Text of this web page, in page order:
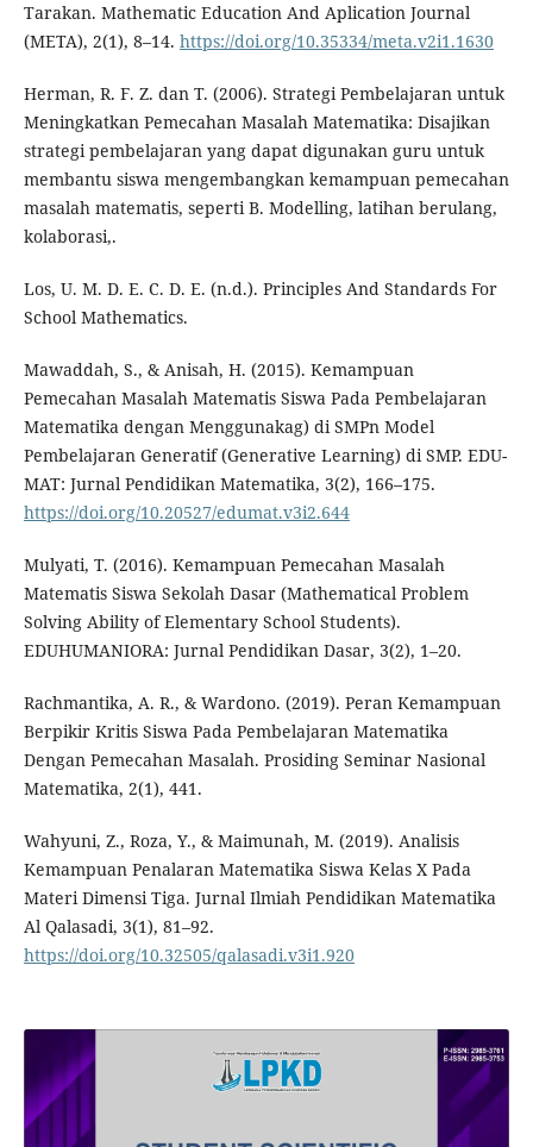
Tarakan. Mathematic Education And Aplication Journal
(META), 2(1), 8–14. https://doi.org/10.35334/meta.v2i1.1630
Herman, R. F. Z. dan T. (2006). Strategi Pembelajaran untuk
Meningkatkan Pemecahan Masalah Matematika: Disajikan
strategi pembelajaran yang dapat digunakan guru untuk
membantu siswa mengembangkan kemampuan pemecahan
masalah matematis, seperti B. Modelling, latihan berulang,
kolaborasi,.
Los, U. M. D. E. C. D. E. (n.d.). Principles And Standards For
School Mathematics.
Mawaddah, S., & Anisah, H. (2015). Kemampuan
Pemecahan Masalah Matematis Siswa Pada Pembelajaran
Matematika dengan Menggunakag) di SMPn Model
Pembelajaran Generatif (Generative Learning) di SMP. EDU-
MAT: Jurnal Pendidikan Matematika, 3(2), 166–175.
https://doi.org/10.20527/edumat.v3i2.644
Mulyati, T. (2016). Kemampuan Pemecahan Masalah
Matematis Siswa Sekolah Dasar (Mathematical Problem
Solving Ability of Elementary School Students).
EDUHUMANIORA: Jurnal Pendidikan Dasar, 3(2), 1–20.
Rachmantika, A. R., & Wardono. (2019). Peran Kemampuan
Berpikir Kritis Siswa Pada Pembelajaran Matematika
Dengan Pemecahan Masalah. Prosiding Seminar Nasional
Matematika, 2(1), 441.
Wahyuni, Z., Roza, Y., & Maimunah, M. (2019). Analisis
Kemampuan Penalaran Matematika Siswa Kelas X Pada
Materi Dimensi Tiga. Jurnal Ilmiah Pendidikan Matematika
Al Qalasadi, 3(1), 81–92.
https://doi.org/10.32505/qalasadi.v3i1.920